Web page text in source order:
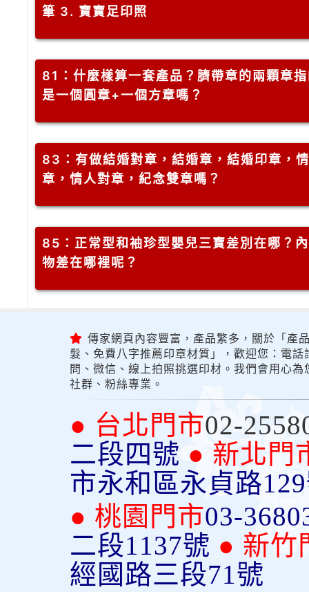
筆 3. 寶寶足印照
81 ：什麼樣算一套產品？臍帶章的兩顆章
是一個圓章+一個方章嗎？
83 ：有做結婚對章，結婚章，結婚印章，
章，情人對章，紀念雙章嗎？
85 ：正常型和袖珍型嬰兒三寶差別在哪？
物差在哪裡呢？
傳家網頁內容豐富，產品繁多，關於「產
髮、免費八字推薦印章材質」，歡迎您：電
問、微信、線上拍照挑選印材。我們會用心
社群、粉絲專業。
● 台北門市02-
二段四號 ● 新北門
市永和區永貞路
● 桃園門市03-
二段1137號 ● 新竹
經國路三段71號